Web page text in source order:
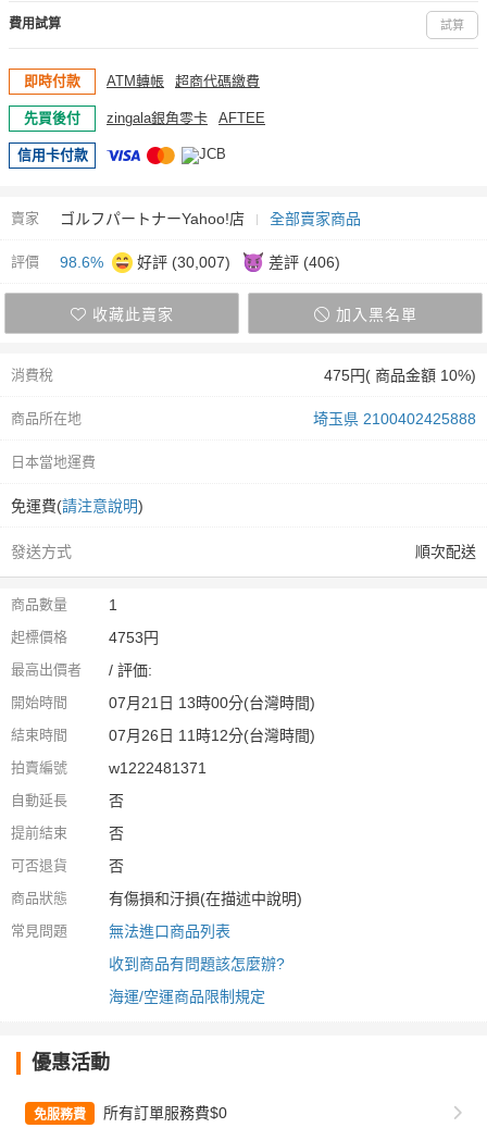
費用試算 試算
即時付款 ATM轉帳 超商代碼繳費
先買後付 zingala銀角零卡 AFTEE
信用卡付款
賣家 ゴルフパートナーYahoo!店 全部賣家商品
評價 98.6% 好評 (30,007) 差評 (406)
收藏此賣家 加入黑名單
消費稅 475円( 商品金額 10%)
商品所在地 埼玉県 2100402425888
日本當地運費
免運費(請注意說明)
發送方式 順次配送
商品數量 1
起標價格 4753円
最高出價者 / 評価:
開始時間 07月21日 13時00分(台灣時間)
結束時間 07月26日 11時12分(台灣時間)
拍賣編號 w1222481371
自動延長 否
提前結束 否
可否退貨 否
商品狀態 有傷損和汙損(在描述中說明)
常見問題
無法進口商品列表
收到商品有問題該怎麼辦?
海運/空運商品限制規定
優惠活動
免服務費 所有訂單服務費$0